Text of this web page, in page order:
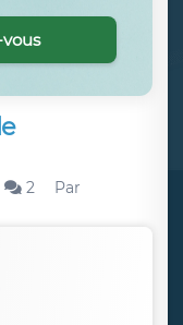
2
Par